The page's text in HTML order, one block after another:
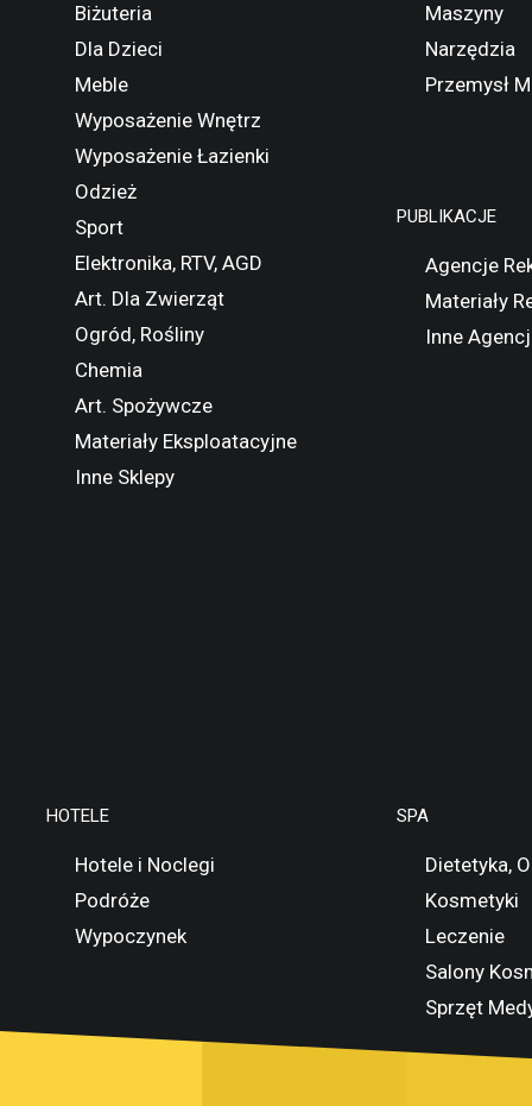
Biżuteria
Dla Dzieci
Meble
Wyposażenie Wnętrz
Wyposażenie Łazienki
Odzież
Sport
Elektronika, RTV, AGD
Art. Dla Zwierząt
Ogród, Rośliny
Chemia
Art. Spożywcze
Materiały Eksploatacyjne
Inne Sklepy
Maszyny
Narzędzia
Przemysł
PUBLIKACJE
Agencje
Materiały
Inne
HOTELE
Hotele i Noclegi
Podróże
Wypoczynek
SPA
Dietetyka,
Kosmetyki
Leczenie
Salony
Sprzęt